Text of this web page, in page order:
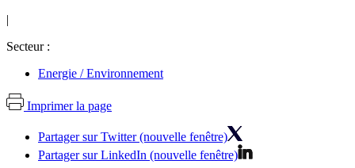
|
Secteur :
Energie / Environnement
Imprimer la page
Partager sur Twitter (nouvelle fenêtre)
Partager sur LinkedIn (nouvelle fenêtre)